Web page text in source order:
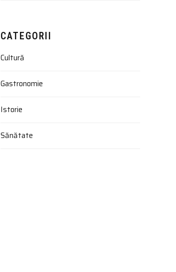
CATEGORII
Cultură
Gastronomie
Istorie
Sănătate